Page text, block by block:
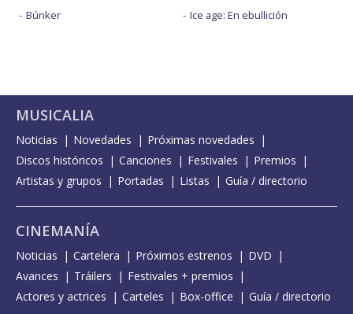
Búnker
Ice age: En ebullición
MUSICALIA
Noticias Novedades
Próximas novedades
Discos históricos
Canciones Festivales
Premios
Artistas y grupos
Portadas Listas Guía / directorio
CINEMANÍA
Noticias Cartelera Próximos estrenos
DVD
Avances
Tráilers
Festivales + premios
Actores y actrices
Carteles Box-office Guía / directorio